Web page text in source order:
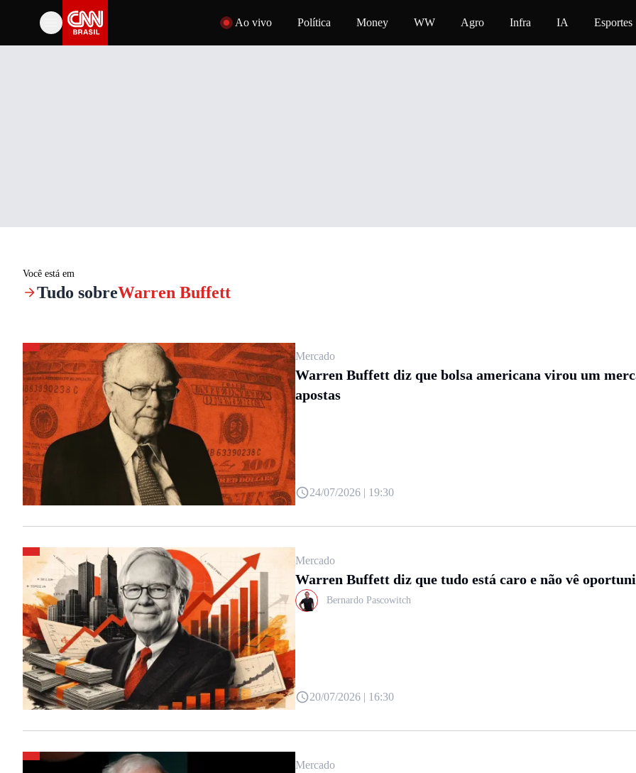
Pular para o conteúdo
Ao vivo Política Money WW Agro Infra IA Esportes
Você está em
Tudo sobreWarren Buffett
Mercado
Warren Buffett diz que bolsa americana virou um
apostas
24/07/2026 | 19:30
Mercado
Warren Buffett diz que tudo está caro e não vê
Bernardo Pascowitch
20/07/2026 | 16:30
Mercado